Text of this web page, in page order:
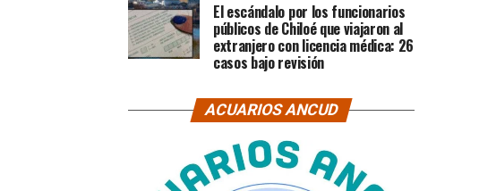
El escándalo por los funcionarios
públicos de Chiloé que viajaron al
extranjero con licencia médica: 26
casos bajo revisión
ACUARIOS ANCUD